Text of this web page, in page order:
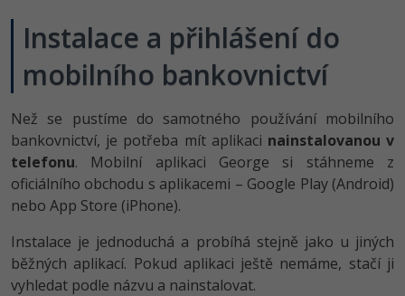
UML a návrhové vzory
React
Spring
ASP.NET MVC
Django
Best practices
HTML / CSS
UML a návrhové vzory
MySQL/MariaDB
MS-SQL
SQLite
Webdesigner
Tester
Grafik / UX/UI návrhář
3D grafik
Projektový manažer
Databázový analytik
C++
Swift -80%
Kotlin
C -80%
VB.NET
SQL
Návrh SW -80%
SEO
UX
Business
Kryptoměny -25%
Copywriting -30%
MS Office -80%
Google Dokumenty
Instalace a přihlášení do
mobilního bankovnictví
Než se pustíme do samotného používání mobilního
bankovnictví, je potřeba mít aplikaci nainstalovanou v
telefonu. Mobilní aplikaci George si stáhneme z
oficiálního obchodu s aplikacemi – Google Play (Android)
nebo App Store (iPhone).
Instalace je jednoduchá a probíhá stejně jako u jiných
běžných aplikací. Pokud aplikaci ještě nemáme, stačí ji
vyhledat podle názvu a nainstalovat.